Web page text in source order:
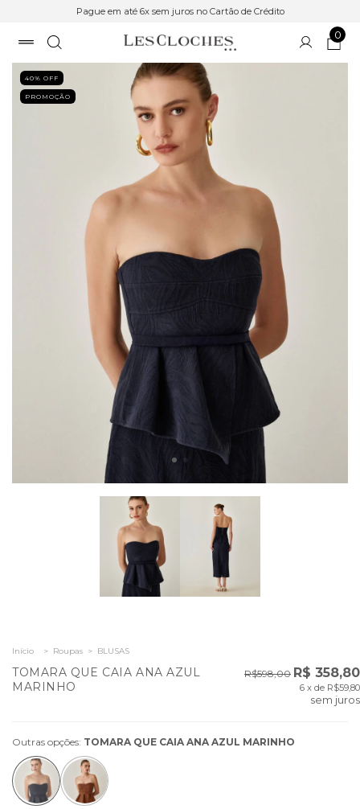
Pague em até 6x sem juros no Cartão de Crédito
0
40% OFF
PROMOÇÃO
Início > Roupas > BLUSAS
TOMARA QUE CAIA ANA AZUL
MARINHO
R$598,00 R$ 358,80
6 x de R$59,80
sem juros
Outras opções: TOMARA QUE CAIA ANA AZUL MARINHO